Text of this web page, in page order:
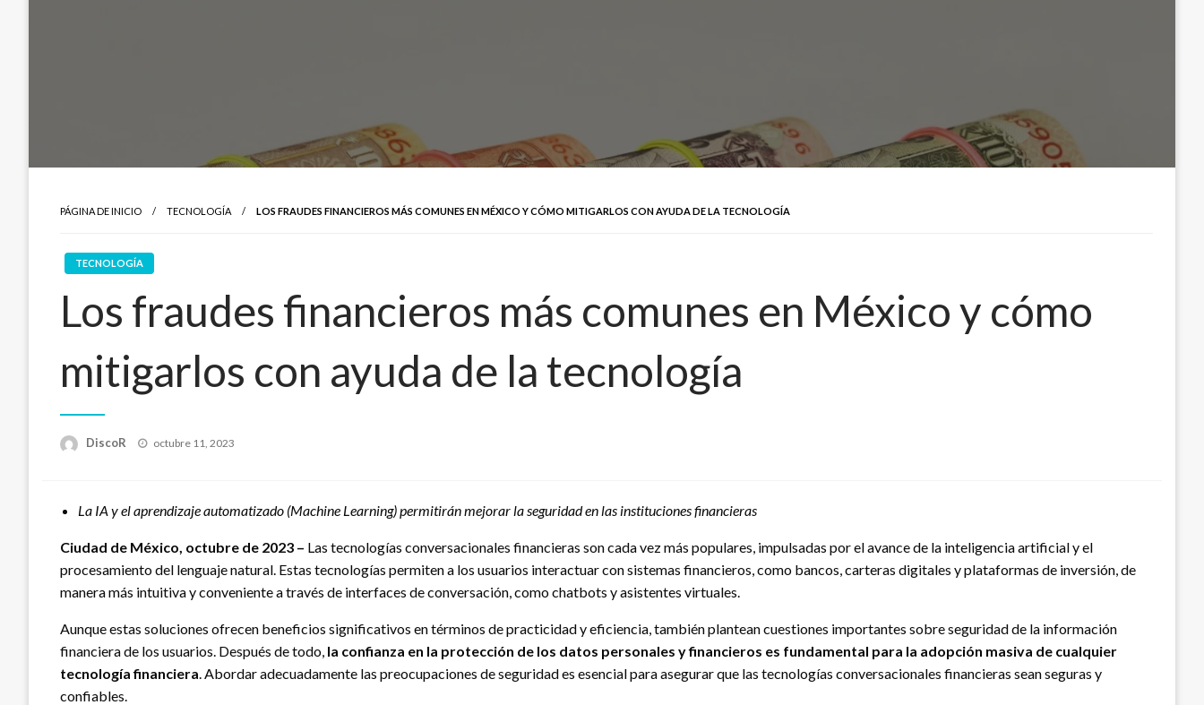
PÁGINA DE INICIO TECNOLOGÍA LOS FRAUDES FINANCIEROS MÁS COMUNES EN MÉXICO Y CÓMO MITIGARLOS CON AYUDA DE LA TECNOLOGÍA
TECNOLOGÍA
Los fraudes financieros más comunes en México y cómo
mitigarlos con ayuda de la tecnología
DiscoR
Publicado
octubre 11, 2023
La IA y el aprendizaje automatizado (Machine Learning) permitirán mejorar la seguridad en las instituciones financieras
Ciudad de México, octubre de 2023 – Las tecnologías conversacionales financieras son cada vez más populares, impulsadas por el avance de la inteligencia artificial y el
procesamiento del lenguaje natural. Estas tecnologías permiten a los usuarios interactuar con sistemas financieros, como bancos, carteras digitales y plataformas de inversión, de
manera más intuitiva y conveniente a través de interfaces de conversación, como chatbots y asistentes virtuales.
Aunque estas soluciones ofrecen beneficios significativos en términos de practicidad y eficiencia, también plantean cuestiones importantes sobre seguridad de la información
financiera de los usuarios. Después de todo, la confianza en la protección de los datos personales y financieros es fundamental para la adopción masiva de cualquier
tecnología financiera. Abordar adecuadamente las preocupaciones de seguridad es esencial para asegurar que las tecnologías conversacionales financieras sean seguras y
confiables.